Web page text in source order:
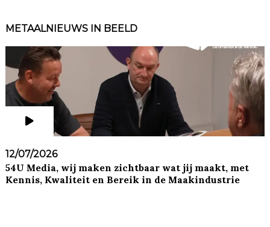
METAALNIEUWS IN BEELD
12/07/2026
54U Media, wij maken zichtbaar wat jij maakt, met
Kennis, Kwaliteit en Bereik in de Maakindustrie